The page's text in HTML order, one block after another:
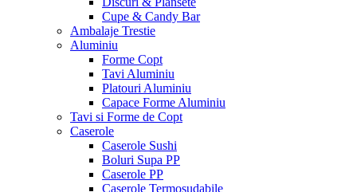
Cupe & Candy Bar
Ambalaje Trestie
Aluminiu
Forme Copt
Tavi Aluminiu
Platouri Aluminiu
Capace Forme Aluminiu
Tavi si Forme de Copt
Caserole
Caserole Sushi
Boluri Supa PP
Caserole PP
Caserole Termosudabile